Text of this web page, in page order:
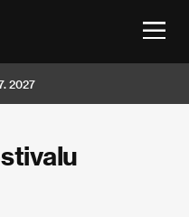
2027